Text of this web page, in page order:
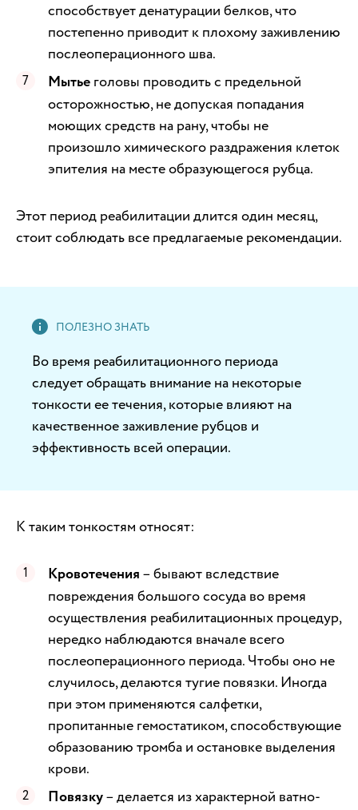
способствует денатурации белков, что
постепенно приводит к плохому заживлению
послеоперационного шва.
Мытье головы проводить с предельной
осторожностью, не допуская попадания
моющих средств на рану, чтобы не
произошло химического раздражения клеток
эпителия на месте образующегося рубца.
Этот период реабилитации длится один месяц,
стоит соблюдать все предлагаемые рекомендации.
Во время реабилитационного периода
следует обращать внимание на некоторые
тонкости ее течения, которые влияют на
качественное заживление рубцов и
эффективность всей операции.
К таким тонкостям относят:
Кровотечения – бывают вследствие
повреждения большого сосуда во время
осуществления реабилитационных процедур,
нередко наблюдаются вначале всего
послеоперационного периода. Чтобы оно не
случилось, делаются тугие повязки. Иногда
при этом применяются салфетки,
пропитанные гемостатиком, способствующие
образованию тромба и остановке выделения
крови.
Повязку– делается из характерной ватно-